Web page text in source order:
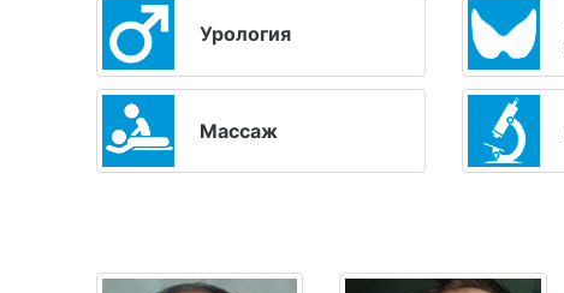
Урология
Массаж